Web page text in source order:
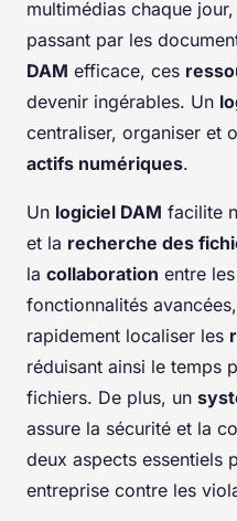
multimédias chaque
passant par les
DAM efficace, ces
devenir ingérables. Un
centraliser, organiser et
actifs numériques.
Un logiciel DAM facilite
et la recherche des
la collaboration entre
fonctionnalités
rapidement localiser les
réduisant ainsi le temps
fichiers. De plus, un
assure la sécurité et la
deux aspects essentiels
entreprise contre les